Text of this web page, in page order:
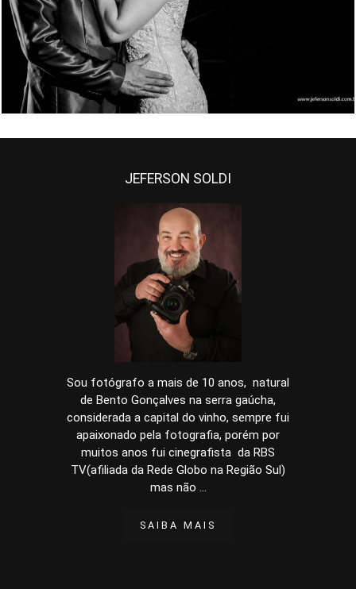
7068
JEFERSON SOLDI
Sou fotógrafo a mais de 10 anos, natural
de Bento Gonçalves na serra gaúcha,
considerada a capital do vinho, sempre fui
apaixonado pela fotografia, porém por
muitos anos fui cinegrafista da RBS
TV(afiliada da Rede Globo na Região Sul)
mas não ...
SAIBA MAIS